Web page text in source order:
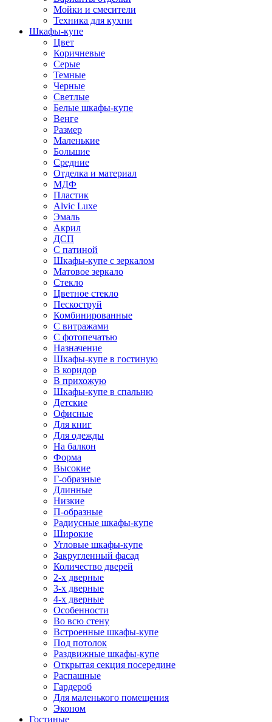
Мойки и смесители
Техника для кухни
Шкафы-купе
Цвет
Коричневые
Серые
Темные
Черные
Светлые
Белые шкафы-купе
Венге
Размер
Маленькие
Большие
Средние
Отделка и материал
МДФ
Пластик
Alvic Luxe
Эмаль
Акрил
ДСП
С патиной
Шкафы-купе с зеркалом
Матовое зеркало
Стекло
Цветное стекло
Пескоструй
Комбинированные
С витражами
С фотопечатью
Назначение
Шкафы-купе в гостиную
В коридор
В прихожую
Шкафы-купе в спальню
Детские
Офисные
Для книг
Для одежды
На балкон
Форма
Высокие
Г-образные
Длинные
Низкие
П-образные
Радиусные шкафы-купе
Широкие
Угловые шкафы-купе
Закругленный фасад
Количество дверей
2-х дверные
3-х дверные
4-х дверные
Особенности
Во всю стену
Встроенные шкафы-купе
Под потолок
Раздвижные шкафы-купе
Открытая секция посередине
Распашные
Гардероб
Для маленького помещения
Эконом
Гостиные